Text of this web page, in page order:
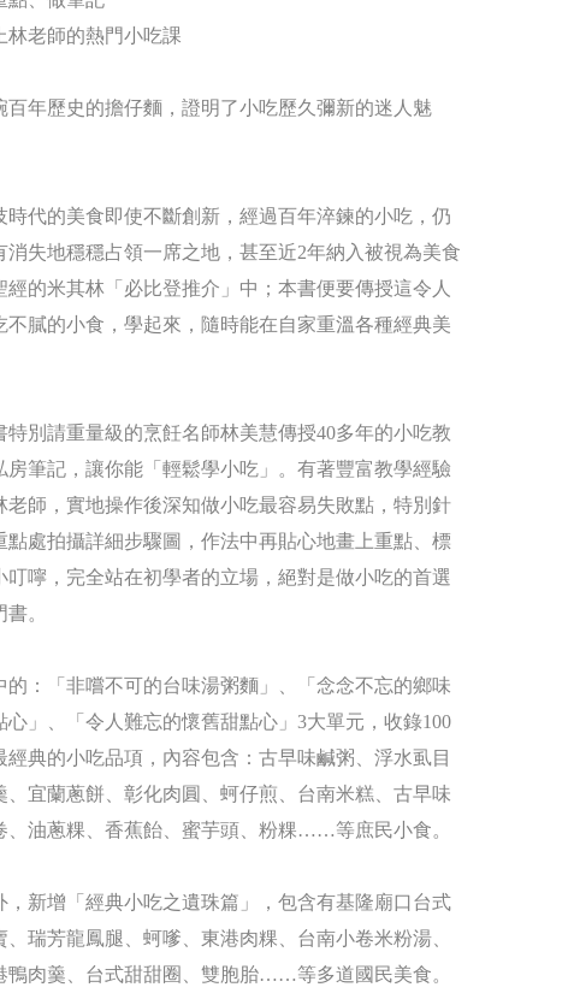
林老師的熱門小吃課
百年歷史的擔仔麵，證明了小吃歷久彌新的迷人魅
時代的美食即使不斷創新，經過百年淬鍊的小吃，仍
消失地穩穩占領一席之地，甚至近2年納入被視為美食
經的米其林「必比登推介」中；本書便要傳授這令人
不膩的小食，學起來，隨時能在自家重溫各種經典美
特別請重量級的烹飪名師林美慧傳授40多年的小吃教
房筆記，讓你能「輕鬆學小吃」。有著豐富教學經驗
老師，實地操作後深知做小吃最容易失敗點，特別針
點處拍攝詳細步驟圖，作法中再貼心地畫上重點、標
叮嚀，完全站在初學者的立場，絕對是做小吃的首選
書。
的：「非嚐不可的台味湯粥麵」、「念念不忘的鄉味
心」、「令人難忘的懷舊甜點心」3大單元，收錄100
經典的小吃品項，內容包含：古早味鹹粥、浮水虱目
、宜蘭蔥餅、彰化肉圓、蚵仔煎、台南米糕、古早味
、油蔥粿、香蕉飴、蜜芋頭、粉粿……等庶民小食。
，新增「經典小吃之遺珠篇」，包含有基隆廟口台式
、瑞芳龍鳳腿、蚵嗲、東港肉粿、台南小卷米粉湯、
鴨肉羹、台式甜甜圈、雙胞胎……等多道國民美食。